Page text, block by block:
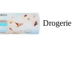
Drogerie